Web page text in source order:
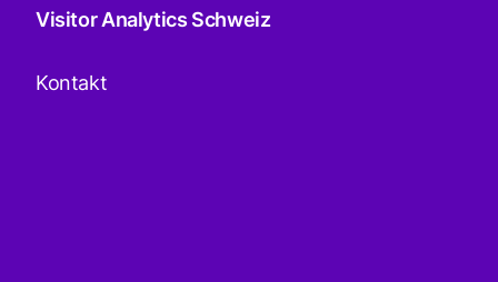
Visitor Analytics Schweiz
Kontakt